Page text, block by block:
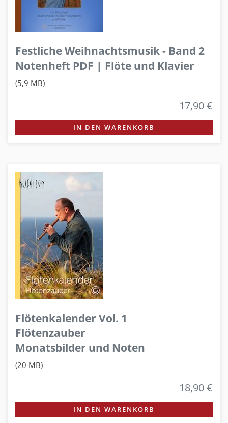
Festliche Weihnachtsmusik - Band 2
Notenheft PDF | Flöte und Klavier
(5,9 MB)
17,90 €
IN DEN WARENKORB
Flötenkalender Vol. 1
Flötenzauber
Monatsbilder und Noten
(20 MB)
18,90 €
IN DEN WARENKORB